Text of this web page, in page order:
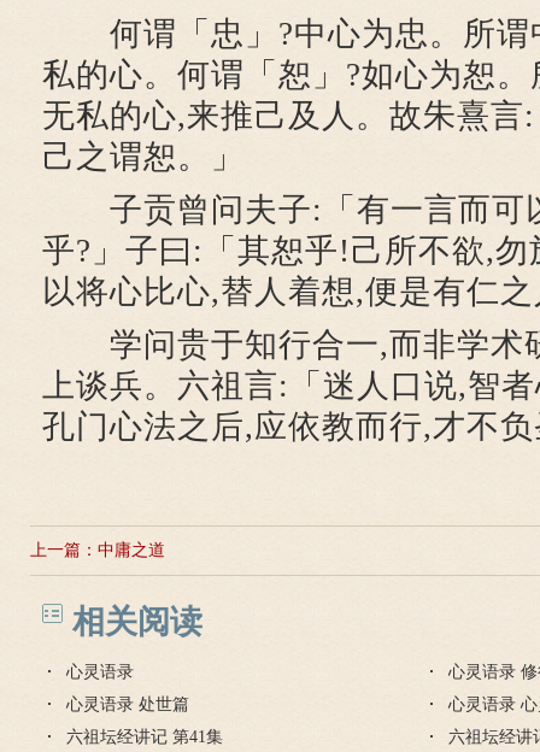
何谓「忠」?中心为忠。所谓
私的心。何谓「恕」?如心为恕
无私的心,来推己及人。故朱熹言
己之谓恕。」
子贡曾问夫子:「有一言而可
乎?」子曰:「其恕乎!己所不欲,
以将心比心,替人着想,便是有仁
学问贵于知行合一,而非学术
上谈兵。六祖言:「迷人口说,智
孔门心法之后,应依教而行,才不
上一篇： 中庸之道
相关阅读
心灵语录
心灵语录
心灵语录 处世篇
心灵语录
六祖坛经讲记 第41集
六祖坛经讲